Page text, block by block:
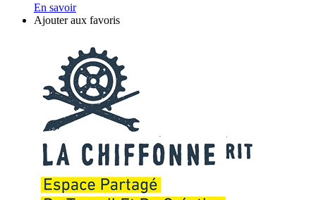
En savoir
Ajouter aux favoris